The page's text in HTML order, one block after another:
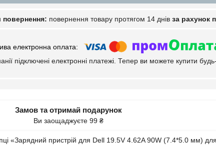
повернення товару протягом 14 днів за рахунок
підключені електронні платежі. Тепер ви можете купити
Замов та отримай подарунок
Ви заощаджуєте 99 ₴
«Зарядний пристрій для Dell 19.5V 4.62A 90W (7.4*5.0 мм)